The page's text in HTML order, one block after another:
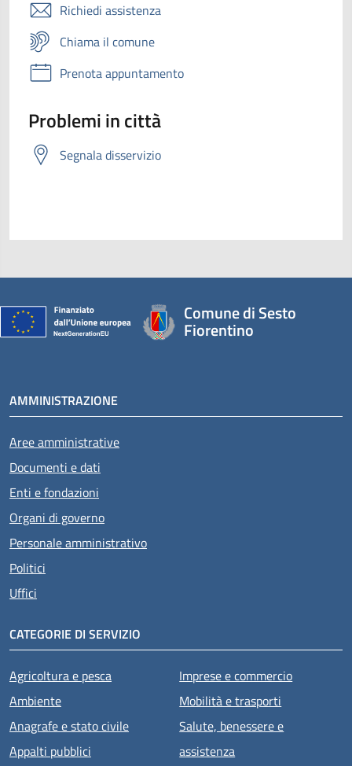
Richiedi assistenza
Chiama il comune
Prenota appuntamento
Problemi in città
Segnala disservizio
Comune di Sesto
Fiorentino
AMMINISTRAZIONE
Aree amministrative
Documenti e dati
Enti e fondazioni
Organi di governo
Personale amministrativo
Politici
Uffici
CATEGORIE DI SERVIZIO
Agricoltura e pesca
Ambiente
Anagrafe e stato civile
Appalti pubblici
Imprese e commercio
Mobilità e trasporti
Salute, benessere e
assistenza